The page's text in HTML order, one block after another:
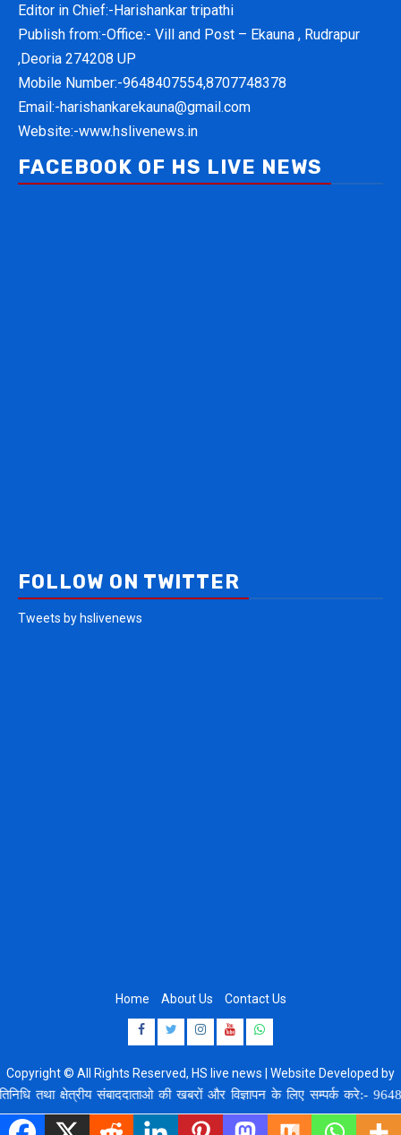
Editor in Chief:-Harishankar tripathi
Publish from:-Office:- Vill and Post – Ekauna , Rudrapur
,Deoria 274208 UP
Mobile Number:-9648407554,8707748378
Email:-harishankarekauna@gmail.com
Website:-www.hslivenews.in
FACEBOOK OF HS LIVE NEWS
FOLLOW ON TWITTER
Tweets by hslivenews
Home About Us Contact Us
Facebook
Twitter
Instagram
Youtube
Whatsapp
Copyright © All Rights Reserved, HS live news | Website Developed by
8920664806
संबाददाताओ की खबरों और विज्ञापन के लिए सम्पर्क करे:-